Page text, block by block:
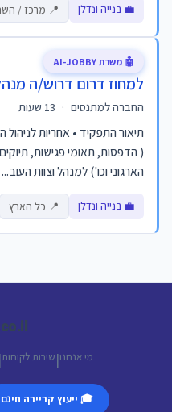
💼 בנייה ונדלן 📍 מרכז /
למחוז דרום דרוש/ה
החברה למתנסים ·
תיאור התפקיד • אחריות
( הדפסות, תאומי פגישות, תיוקים
הארגוני וכו') למנהל וצוות העוב...
💼 בנייה ונדלן 📍 כל הארץ
🤖 משרת AI-JOBBY
מי אנחנו|שירות לקוחות|
🎓 ייעוץ קריירה חינם